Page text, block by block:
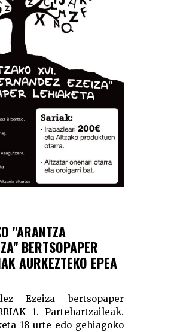
"ARANTZA
BERTSOPAPER
AURKEZTEKO EPEA
Ezeiza bertsopaper
1. Partehartzaileak.
18 urte edo gehiagoko